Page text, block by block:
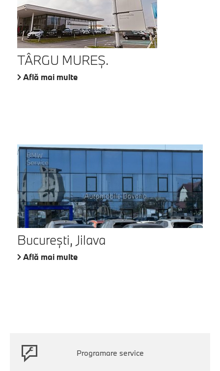
TÂRGU MUREŞ.
Află mai multe
București, Jilava
Află mai multe
Programare service